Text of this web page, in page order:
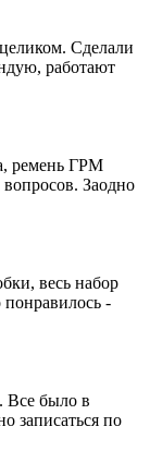
Сделали
работают
ремень ГРМ
Заодно
весь набор
понравилось -
Все было в
записаться по